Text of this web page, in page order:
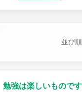
並び順
勉強は楽しいもので